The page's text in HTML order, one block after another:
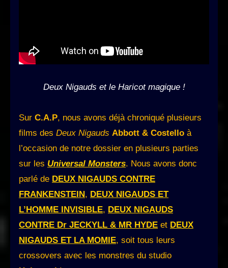
Deux Nigauds et le Haricot magique !
Sur C.A.P, nous avons déjà chroniqué plusieurs
films des Deux Nigauds Abbott & Costello à
l’occasion de notre dossier en plusieurs parties
sur les Universal Monsters. Nous avons donc
parlé de DEUX NIGAUDS CONTRE
FRANKENSTEIN , DEUX NIGAUDS ET
L’HOMME INVISIBLE, DEUX NIGAUDS
CONTRE Dr JECKYLL & MR HYDE et DEUX
NIGAUDS ET LA MOMIE, soit tous leurs
crossovers avec les monstres du studio